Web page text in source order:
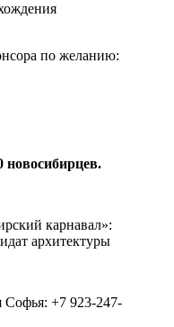
по желанию:
новосибирцев.
карнавал»:
архитектуры
Софья: +7 923-247-